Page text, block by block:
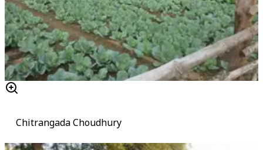
Chitrangada Choudhury